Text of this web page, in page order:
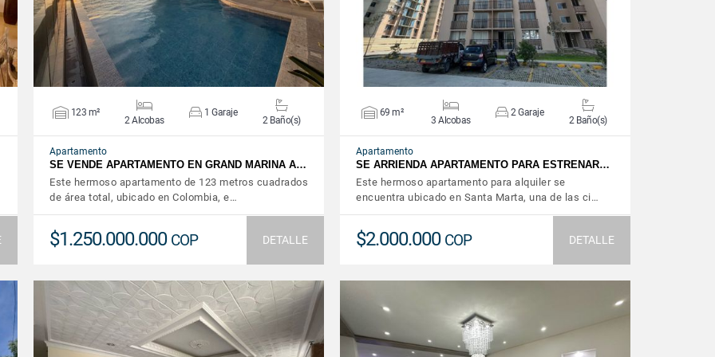
123 m²
2 Alcobas
1 Garaje
2 Baño(s)
Apartamento
SE VENDE APARTAMENTO EN GRAND MARINA A…
Este hermoso apartamento de 123 metros cuadrados
de área total, ubicado en Colombia, e…
$1.250.000.000 COP DETALLE
69 m²
3 Alcobas
2 Garaje
2 Baño(s)
Apartamento
SE ARRIENDA APARTAMENTO PARA ESTRENAR…
Este hermoso apartamento para alquiler se
encuentra ubicado en Santa Marta, una de las ci…
$2.000.000 COP DETALLE